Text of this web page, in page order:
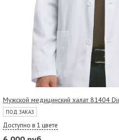
Мужской медицинский халат 81404
ПОД ЗАКАЗ
Доступно в 1 цвете